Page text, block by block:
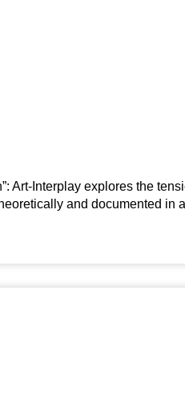
Art-Interplay explores the
and documented in